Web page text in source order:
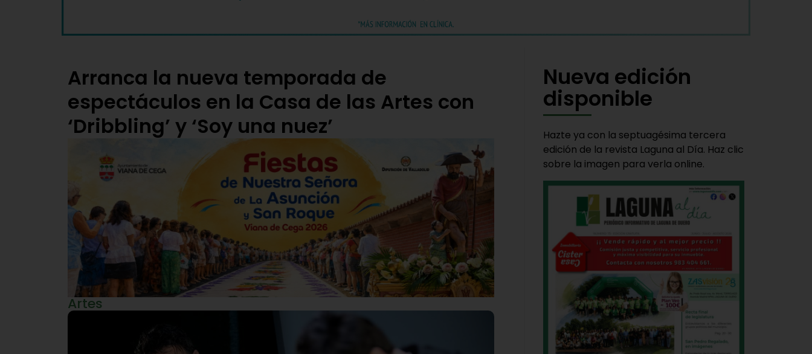
Arranca la nueva temporada de
espectáculos en la Casa de las Artes con
‘Dribbling’ y ‘Soy una nuez’
Artes
Nueva edición
disponible
Hazte ya con la septuagésima tercera
edición de la revista Laguna al Día. Haz clic
sobre la imagen para verla online.